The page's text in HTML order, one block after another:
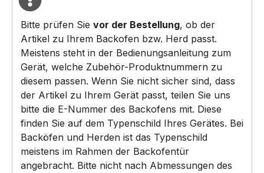
Bitte prüfen Sie vor der Bestellung, ob der
Artikel zu Ihrem Backofen bzw. Herd passt.
Meistens steht in der Bedienungsanleitung zum
Gerät, welche Zubehör-Produktnummern zu
diesem passen. Wenn Sie nicht sicher sind, dass
der Artikel zu Ihrem Gerät passt, teilen Sie uns
bitte die E-Nummer des Backofens mit. Diese
finden Sie auf dem Typenschild Ihres Gerätes. Bei
Backöfen und Herden ist das Typenschild
meistens im Rahmen der Backofentür
angebracht. Bitte nicht nach Abmessungen des